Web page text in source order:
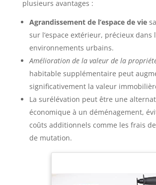
plusieurs avantages :
Agrandissement de l’espace de vie
sur l’espace extérieur, précieux dans
environnements urbains.
Amélioration de la valeur de la
habitable supplémentaire peut
significativement la valeur
La surélévation peut être une
économique à un déménagement,
coûts additionnels comme les frais
de mutation.